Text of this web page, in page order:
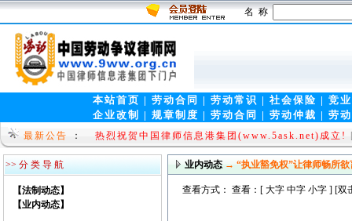
名 称
本站首页 | 劳动合同 | 劳动常识 | 社会保险 | 竞
企业改制
| 规章制度 | 劳动合同 | 劳动仲裁 | 劳
最新公告 ：
法律视窗(www.9wen.net)全新上线!! [law 2009-
热烈祝贺中国律师信息港集团(www.5ask.net)成立!
>> 分 类 导 航
【法制动态】
【业内动态】
业内动态→ “执业豁免权”让律师畅所欲
查看方式： 查看：[ 大字 中字 小字] [双